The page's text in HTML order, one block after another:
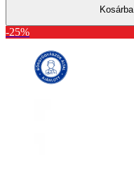
Kosárba
-25%